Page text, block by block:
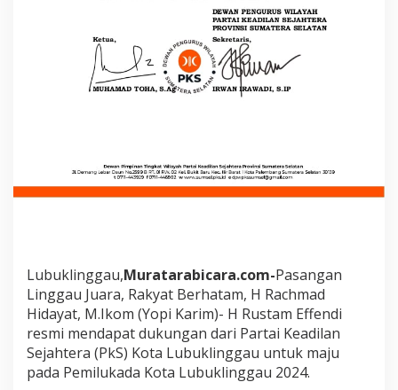
H
R
a
t
H
i
t
d
a
R
u
s
Lubuklinggau,Muratarabicara.com-Pasangan
Linggau Juara, Rakyat Berhatam, H Rachmad
Hidayat, M.Ikom (Yopi Karim)- H Rustam Effendi
resmi mendapat dukungan dari Partai Keadilan
Sejahtera (PkS) Kota Lubuklinggau untuk maju
pada Pemilukada Kota Lubuklinggau 2024.